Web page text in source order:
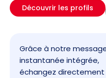
Découvrir les profils
Grâce à notre
instantanée intégrée,
échangez directement